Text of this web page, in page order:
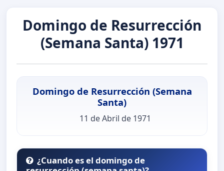
Domingo de Resurrección
(Semana Santa) 1971
Domingo de Resurrección (Semana
Santa)
11 de Abril de 1971
¿Cuando es el domingo de